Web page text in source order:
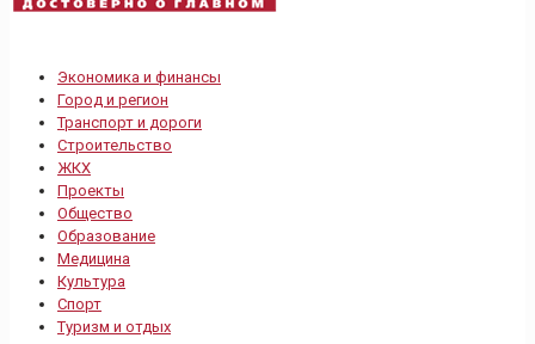
Экономика и финансы
Город и регион
Транспорт и дороги
Строительство
ЖКХ
Проекты
Общество
Образование
Медицина
Культура
Спорт
Туризм и отдых